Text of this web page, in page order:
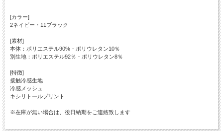
[カラー]
2ネイビー・11ブラック
[素材]
本体：ポリエステル90%・ポリウレタン10％
別生地：ポリエステル92％・ポリウレタン8％
[特徴]
接触冷感生地
冷感メッシュ
キシリトールプリント
※在庫が無い場合は、後日納期をご連絡致します